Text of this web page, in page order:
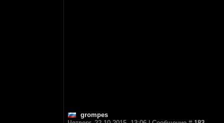
grompes